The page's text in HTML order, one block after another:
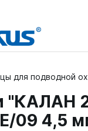
для подводной
"КАЛАН
09 4,5